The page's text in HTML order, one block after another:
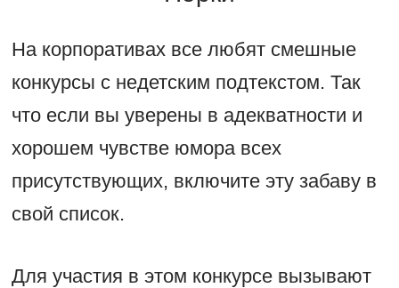
На корпоративах все любят смешные
конкурсы с недетским подтекстом. Так
что если вы уверены в адекватности и
хорошем чувстве юмора всех
присутствующих, включите эту забаву в
свой список.
Для участия в этом конкурсе вызывают